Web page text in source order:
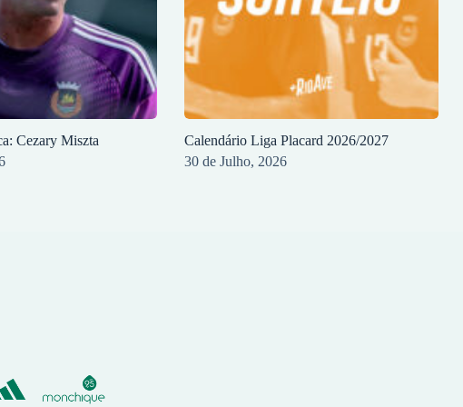
Cezary Miszta
Calendário Liga Placard 2026/2027
30 de Julho, 2026